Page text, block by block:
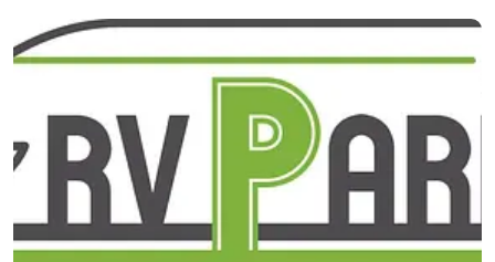
ルをご用意しているほか、広々...